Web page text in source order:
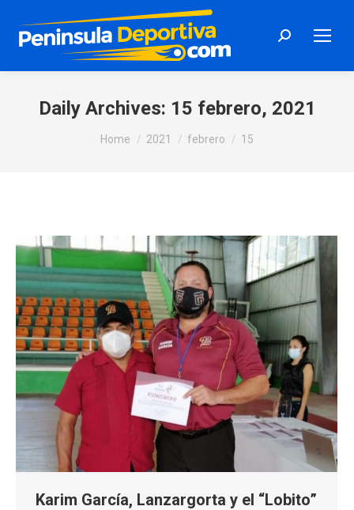
Search:
Daily Archives: 15 febrero, 2021
You are here:
Home 2021 febrero 15
Karim García, Lanzargorta y el “Lobito”